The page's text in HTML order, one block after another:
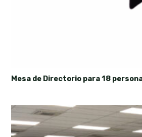
Mesa de Directorio para 18